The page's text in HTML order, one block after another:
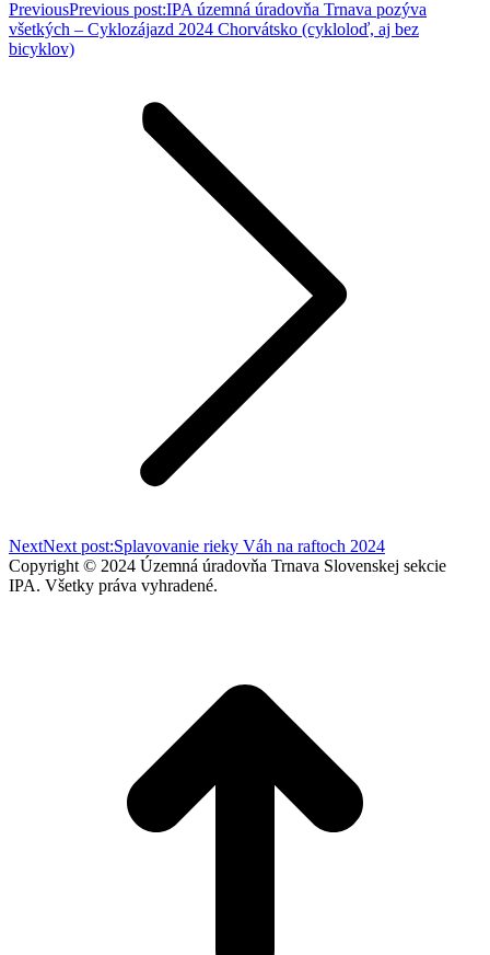
PreviousPrevious post:IPA územná úradovňa Trnava pozýva
všetkých – Cyklozájazd 2024 Chorvátsko (cykloloď, aj bez
bicyklov)
NextNext post:Splavovanie rieky Váh na raftoch 2024
Copyright © 2024 Územná úradovňa Trnava Slovenskej sekcie
IPA. Všetky práva vyhradené.